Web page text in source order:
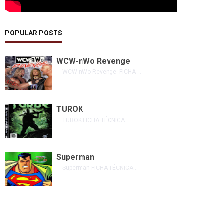
POPULAR POSTS
WCW-nWo Revenge
WCW-nWo Revenge FICHA ...
TUROK
TUROK FICHA TÉCNICA ...
Superman
Superman FICHA TÉCNICA ...